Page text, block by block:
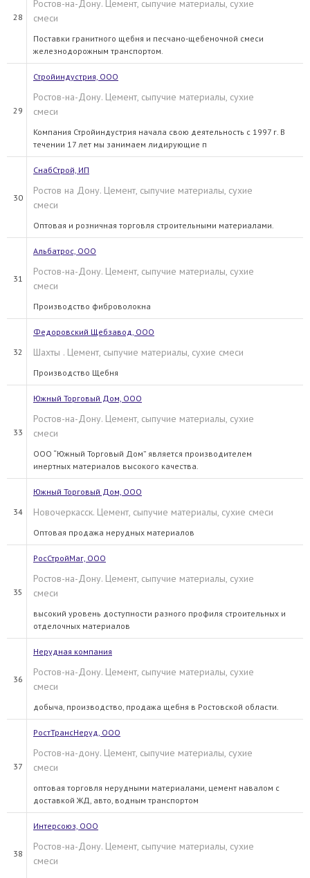
28
Ростов-на-Дону. Цемент, сыпучие материалы, сухие
смеси
Поставки гранитного щебня и песчано-щебеночной смеси
железнодорожным транспортом.
29
Стройиндустрия, ООО
Ростов-на-Дону. Цемент, сыпучие материалы, сухие
смеси
Компания Стройиндустрия начала свою деятельность с 1997 г. В
течении 17 лет мы занимаем лидирующие п
30
СнабСтрой, ИП
Ростов на Дону. Цемент, сыпучие материалы, сухие
смеси
Оптовая и розничная торговля строительными материалами.
31
Альбатрос, ООО
Ростов-на-Дону. Цемент, сыпучие материалы, сухие
смеси
Производство фиброволокна
32
Федоровский Щебзавод, ООО
Шахты . Цемент, сыпучие материалы, сухие смеси
Производство Щебня
33
Южный Торговый Дом, ООО
Ростов-на-Дону. Цемент, сыпучие материалы, сухие
смеси
ООО “Южный Торговый Дом” является производителем
инертных материалов высокого качества.
34
Южный Торговый Дом, ООО
Новочеркасск. Цемент, сыпучие материалы, сухие смеси
Оптовая продажа нерудных материалов
35
РосСтройМаг, ООО
Ростов-на-Дону. Цемент, сыпучие материалы, сухие
смеси
высокий уровень доступности разного профиля строительных и
отделочных материалов
36
Нерудная компания
Ростов-на-Дону. Цемент, сыпучие материалы, сухие
смеси
добыча, производство, продажа щебня в Ростовской области.
37
РостТрансНеруд, ООО
Ростов-на-дону. Цемент, сыпучие материалы, сухие
смеси
оптовая торговля нерудными материалами, цемент навалом с
доставкой ЖД, авто, водным транспортом
38
Интерсоюз, ООО
Ростов-на-Дону. Цемент, сыпучие материалы, сухие
смеси